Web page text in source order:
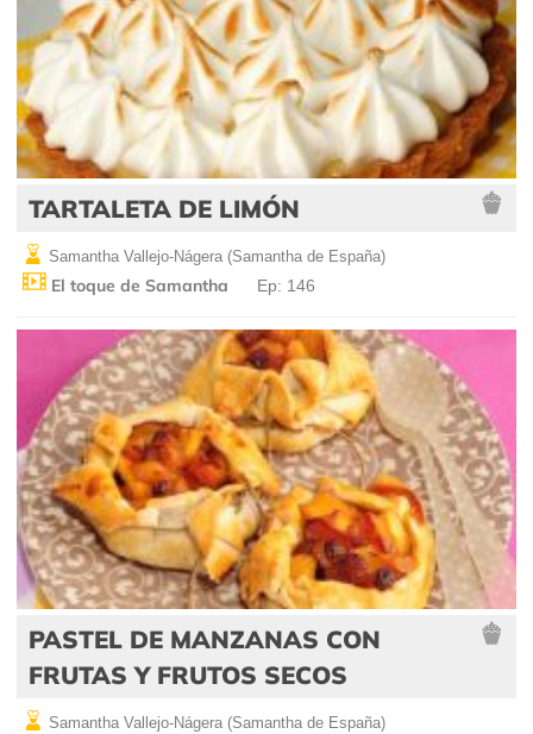
TARTALETA DE LIMÓN
Samantha Vallejo-Nágera (Samantha de España)
El toque de Samantha Ep: 146
PASTEL DE MANZANAS CON
FRUTAS Y FRUTOS SECOS
Samantha Vallejo-Nágera (Samantha de España)